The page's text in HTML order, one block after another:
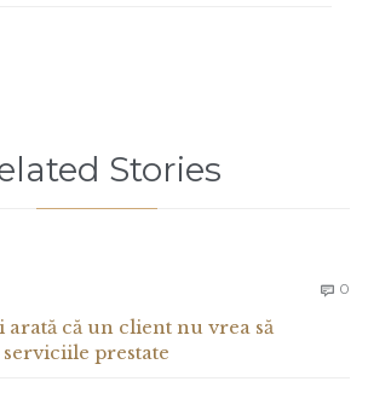
Stories
 0
arată că un client nu vrea să
prestate